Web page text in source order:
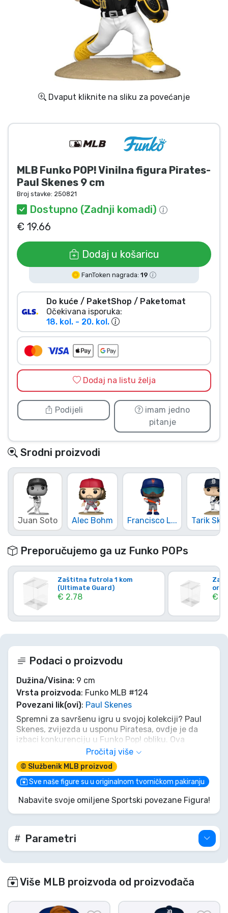
Dvaput kliknite na sliku za povećanje
MLB Funko POP! Vinilna figura Pirates-
Paul Skenes 9 cm
Broj stavke: 250821
Dostupno (Zadnji komadi)
€ 19.66
Dodaj u košaricu
FanToken nagrada: 19
Do kuće / PaketShop / Paketomat
Očekivana isporuka:
18. kol. - 20. kol.
Dodaj na listu želja
Podijeli
imam jedno
pitanje
Srodni proizvodi
Juan Soto Alec Bohm Francisco L... Tarik
Preporučujemo ga uz Funko POPs
Zaštitna futrola 1 kom
(Ultimate Guard)
€ 2.78 €
Podaci o proizvodu
Dužina/Visina: 9 cm
Vrsta proizvoda: Funko MLB #124
Povezani lik(ovi): Paul Skenes
Spremni za savršenu igru u svojoj kolekciji? Paul
Skenes, zvijezda u usponu Piratesa, ovdje je da
izbaci konkurenciju u Funko Pop! obliku. Ova
vinilna figura bilježi njegov prepoznatljiv izgled,
spreman baciti brzu loptu ravno u vaše srce.
Zgrabite ovog MVP-ja prije nego što nestane i
slavite svaki home run, čak i sa svoje police!
Pročitaj više
© Službenik MLB proizvod
Sve naše figure su u originalnom tvorničkom pakiranju
Nabavite svoje omiljene Sportski povezane Figura!
Parametri
Više MLB proizvoda od proizvođača
Dostava i plaćanje
TV serija proizvodi
Film proizvodi
Crtani proizvodi
Anime proizvodi
Gamer proizvodi
Sportski proizvodi
Glazbeni proizvodi
Vrste proizvoda
Marke